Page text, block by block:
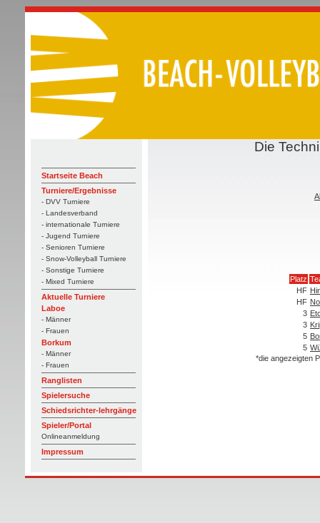
Startseite Beach
Turniere/Ergebnisse
- DVV Turniere
- Landesverband
- internationale Turniere
- Jugend Turniere
- Senioren Turniere
- Snow-Volleyball Turniere
- Sonstige Turniere
- Mixed Turniere
Aktuelle Turniere
Laboe
- Männer
- Frauen
Borkum
- Männer
- Frauen
Ranglisten
Spielersuche
Schiedsrichter-lehrgänge
Spieler/Portal
Onlineanmeldung
Impressum
Die
Platz
HF
HF
3
3
5
5
*die angezeigten